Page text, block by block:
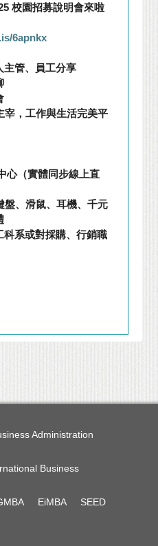
校園招募說明會來啦
6apnkx
主管、員工分享
宰，工作與生活完美平
心（實體同步線上直
盤、滑鼠、耳機、千元
科系或對採購、行銷職
Administration
Business
EiMBA SEED